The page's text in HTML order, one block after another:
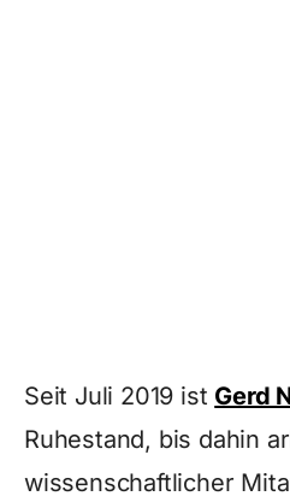
Seit Juli 2019 ist Gerd
Ruhestand, bis dahin
wissenschaftlicher